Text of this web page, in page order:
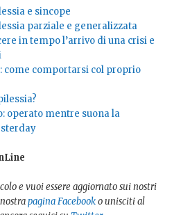
e sincope
parziale e generalizzata
in tempo l’arrivo di una crisi e
come comportarsi col proprio
operato mentre suona la
e vuoi essere aggiornato sui nostri
pagina Facebooko unisciti al